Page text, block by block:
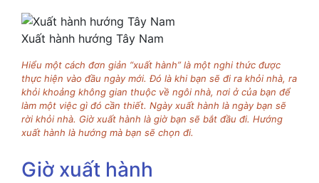
Xuất hành hướng Tây Nam
Hiểu một cách đơn giản “xuất hành” là một nghi thức được
thực hiện vào đầu ngày mới. Đó là khi bạn sẽ đi ra khỏi nhà, ra
khỏi khoảng không gian thuộc về ngôi nhà, nơi ở của bạn để
làm một việc gì đó cần thiết. Ngày xuất hành là ngày bạn sẽ
rời khỏi nhà. Giờ xuất hành là giờ bạn sẽ bắt đầu đi. Hướng
xuất hành là hướng mà bạn sẽ chọn đi.
Giờ xuất hành